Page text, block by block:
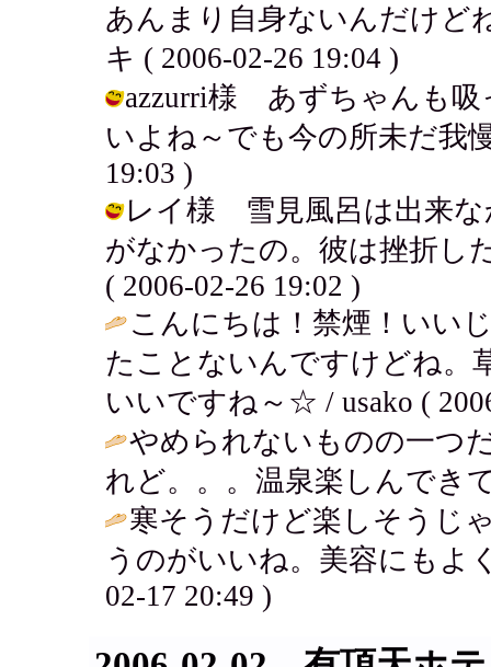
あんまり自身ないんだけど
キ ( 2006-02-26 19:04 )
azzurri様 あずちゃんも吸
いよね～でも今の所未だ我
19:03 )
レイ様 雪見風呂は出来な
がなかったの。彼は挫折し
( 2006-02-26 19:02 )
こんにちは！禁煙！いい
たことないんですけどね。
いいですね～☆ / usako (
やめられないものの一つ
れど。。。温泉楽しんでき
寒そうだけど楽しそうじ
うのがいいね。美容にも
02-17 20:49 )